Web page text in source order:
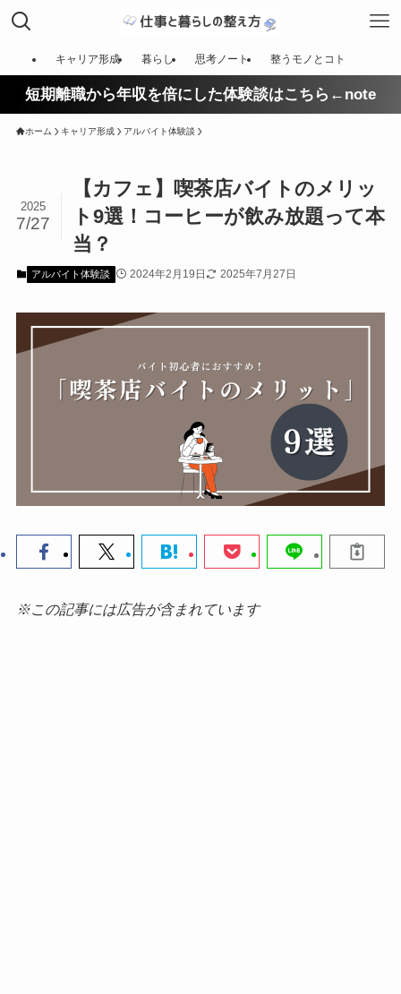
キャリア形成 暮らし 思考ノート 整うモノとコト
短期離職から年収を倍にした体験談はこちら←note
ホーム キャリア形成 アルバイト体験談
【カフェ】喫茶店バイトのメリッ
ト9選！コーヒーが飲み放題って本
当？
2025
7/27
アルバイト体験談 2024年2月19日 2025年7月27日
※この記事には広告が含まれています